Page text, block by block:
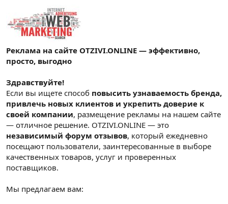
Реклама на сайте OTZIVI.ONLINE — эффективно,
просто, выгодно
Здравствуйте!
Если вы ищете способ повысить узнаваемость бренда,
привлечь новых клиентов и укрепить доверие к
своей компании, размещение рекламы на нашем сайте
— отличное решение. OTZIVI.ONLINE — это
независимый форум отзывов, который ежедневно
посещают пользователи, заинтересованные в выборе
качественных товаров, услуг и проверенных
поставщиков.
Мы предлагаем вам: